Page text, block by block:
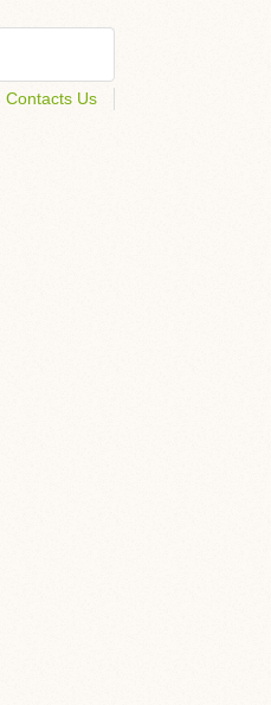
Contacts Us